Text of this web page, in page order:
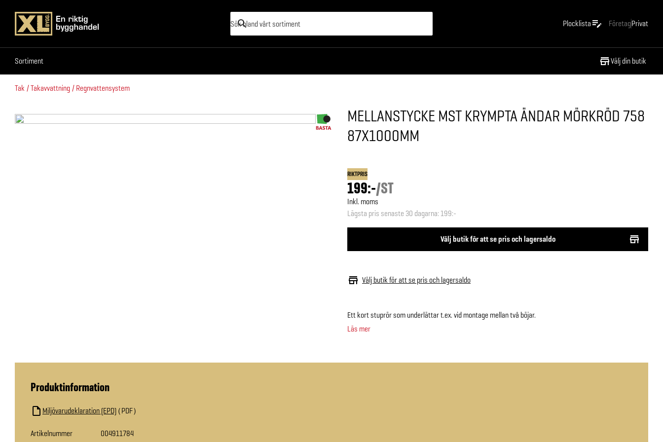
Plocklista FöretagPrivat
Sortiment Välj din butik
Sortiment
Tak Takavvattning Regnvattensystem
MELLANSTYCKE MST KRYMPTA ÄNDAR MÖRKRÖD 758
87X1000MM
RIKTPRIS
199:-/ST
Inkl. moms
Lägsta pris senaste 30 dagarna: 199:-
Välj butik för att se pris och lagersaldo
Välj butik för att se pris och lagersaldo
Ett kort stuprör som underlättar t.ex. vid montage mellan två böjar.
Läs mer
Produktinformation
Miljövarudeklaration (EPD) PDF
Artikelnummer
004911784